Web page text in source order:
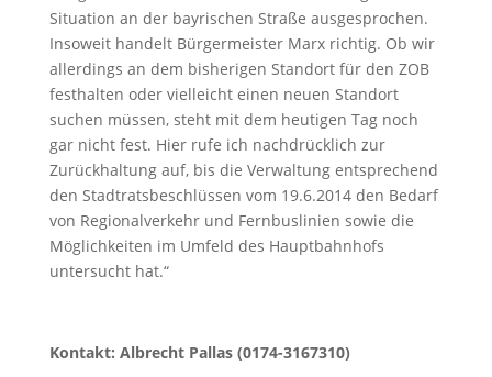
Situation an der bayrischen Straße ausgesprochen.
Insoweit handelt Bürgermeister Marx richtig. Ob wir
allerdings an dem bisherigen Standort für den ZOB
festhalten oder vielleicht einen neuen Standort
suchen müssen, steht mit dem heutigen Tag noch
gar nicht fest. Hier rufe ich nachdrücklich zur
Zurückhaltung auf, bis die Verwaltung entsprechend
den Stadtratsbeschlüssen vom 19.6.2014 den Bedarf
von Regionalverkehr und Fernbuslinien sowie die
Möglichkeiten im Umfeld des Hauptbahnhofs
untersucht hat.“
Kontakt: Albrecht Pallas (0174-3167310)